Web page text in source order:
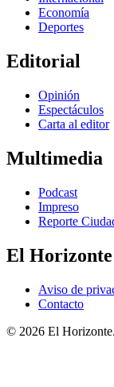
Economía
Deportes
Editorial
Opinión
Espectáculos
Carta al editor
Multimedia
Podcast
Impreso
Reporte
El Horizonte
Aviso de
Contacto
© 2026 El Horizonte.